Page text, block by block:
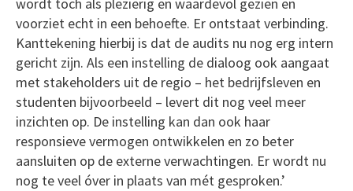
wordt toch als plezierig en waardevol gezien en
voorziet echt in een behoefte. Er ontstaat verbinding.
Kanttekening hierbij is dat de audits nu nog erg intern
gericht zijn. Als een instelling de dialoog ook aangaat
met stakeholders uit de regio – het bedrijfsleven en
studenten bijvoorbeeld – levert dit nog veel meer
inzichten op. De instelling kan dan ook haar
responsieve vermogen ontwikkelen en zo beter
aansluiten op de externe verwachtingen. Er wordt nu
nog te veel óver in plaats van mét gesproken.’